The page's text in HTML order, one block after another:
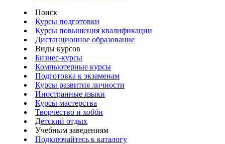
Поиск
Курсы подготовки
Курсы повышения квалификации
Дистанционное образование
Виды курсов
Бизнес-курсы
Компьютерные курсы
Подготовка к экзаменам
Курсы развития личности
Иностранные языки
Курсы мастерства
Творчество и хобби
Детский отдых
Учебным заведениям
Подключайтесь к каталогу